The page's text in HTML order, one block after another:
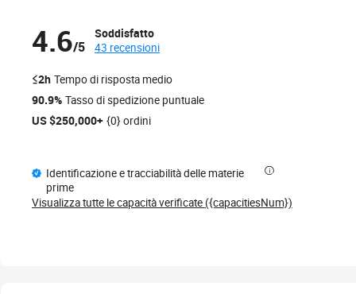
4.6/5
Soddisfatto
43 recensioni
≤2h Tempo di risposta medio
90.9% Tasso di spedizione puntuale
US $250,000+ {0} ordini
Identificazione e tracciabilità delle materie
prime
Visualizza tutte le capacità verificate ({capacitiesNum})